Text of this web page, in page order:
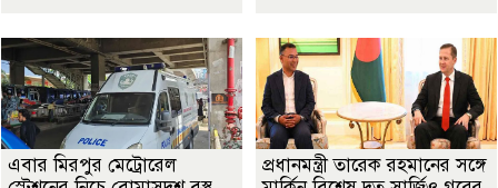
এবার মিরপুর মেট্রোরেল
প্রধানমন্ত্রী তারেক রহমানের সঙ্গে